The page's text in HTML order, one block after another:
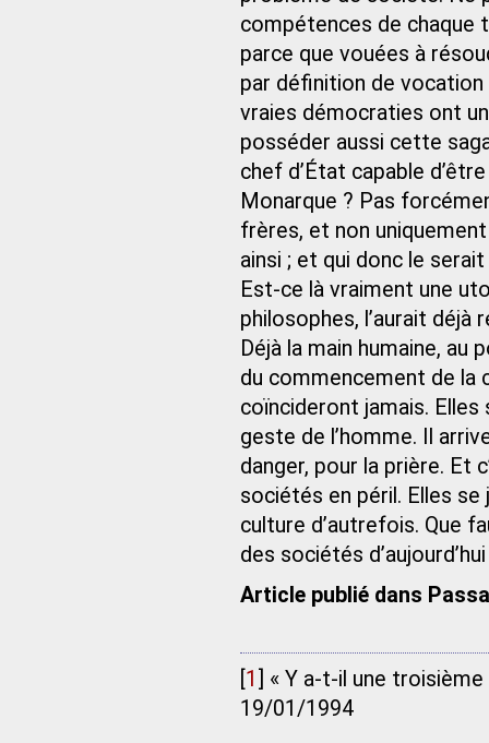
compétences de chaque
parce que vouées à
par définition de
vraies démocraties ont
posséder aussi cette
chef d’État capable
Monarque ? Pas
frères, et non
ainsi ; et qui donc le
Est-ce là vraiment une
philosophes, l’aurait déjà
Déjà la main humaine,
du commencement de la
coïncideront jamais.
geste de l’homme. Il
danger, pour la prière. Et
sociétés en péril. Elles
culture d’autrefois. Que
des sociétés
Article publié dans
1
« Y a-t-il une troisième
19/01/1994